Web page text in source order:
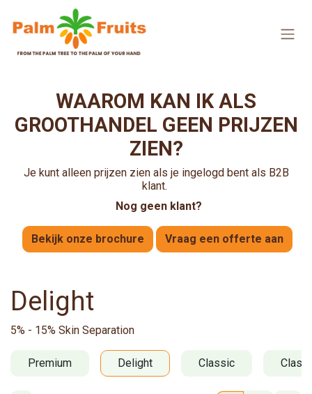
Overslaan naar inhoud
WAAROM KAN IK ALS
GROOTHANDEL GEEN PRIJZEN
ZIEN?
Je kunt alleen prijzen zien als je ingelogd bent als B2B
klant.
Nog geen klant?
Bekijk onze brochure Vraag een offerte aan
Delight
5% - 15% Skin Separation
Premium Delight Classic